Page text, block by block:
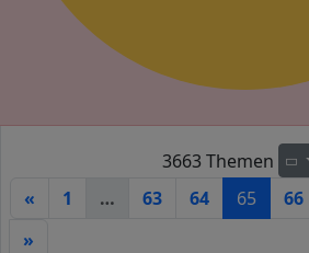
3663 Themen
« 1 … 63 64 65 66
»